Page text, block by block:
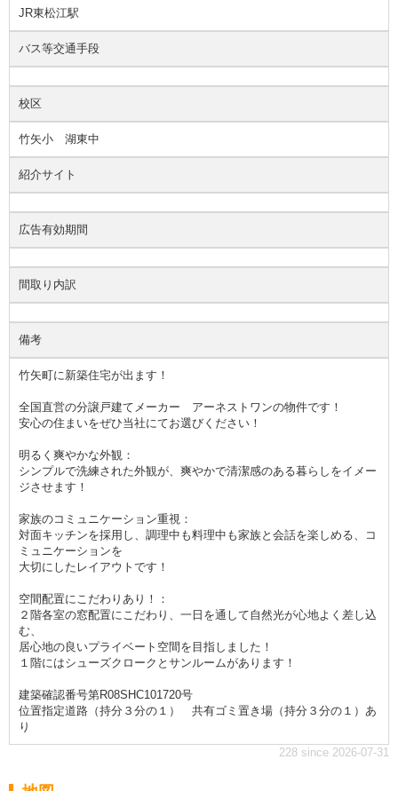
JR東松江駅
バス等交通手段
校区
竹矢小 湖東中
紹介サイト
広告有効期間
間取り内訳
備考
竹矢町に新築住宅が出ます！
全国直営の分譲戸建てメーカー アーネストワンの物件です！
安心の住まいをぜひ当社にてお選びください！
明るく爽やかな外観：
シンプルで洗練された外観が、爽やかで清潔感のある暮らしをイメー
ジさせます！
家族のコミュニケーション重視：
対面キッチンを採用し、調理中も料理中も家族と会話を楽しめる、コ
ミュニケーションを
大切にしたレイアウトです！
空間配置にこだわりあり！：
２階各室の窓配置にこだわり、一日を通して自然光が心地よく差し込
む、
居心地の良いプライベート空間を目指しました！
１階にはシューズクロークとサンルームがあります！
建築確認番号第R08SHC101720号
位置指定道路（持分３分の１） 共有ゴミ置き場（持分３分の１）あ
り
228 since 2026-07-31